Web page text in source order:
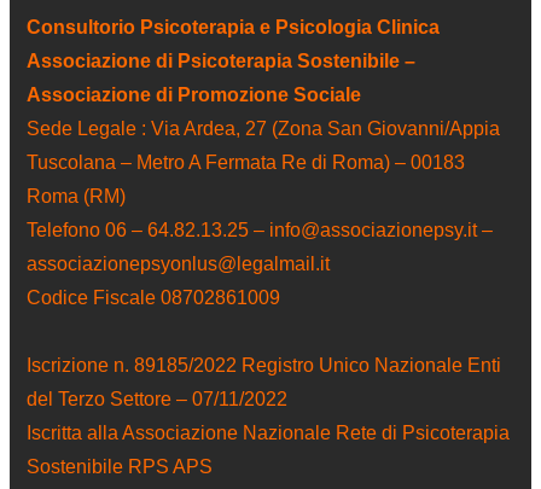
Consultorio Psicoterapia e Psicologia Clinica
Associazione di Psicoterapia Sostenibile –
Associazione di Promozione Sociale
Sede Legale : Via Ardea, 27 (Zona San Giovanni/Appia
Tuscolana – Metro A Fermata Re di Roma) – 00183
Roma (RM)
Telefono 06 – 64.82.13.25 – info@associazionepsy.it –
associazionepsyonlus@legalmail.it
Codice Fiscale 08702861009
Iscrizione n. 89185/2022 Registro Unico Nazionale Enti
del Terzo Settore – 07/11/2022
Iscritta alla Associazione Nazionale Rete di Psicoterapia
Sostenibile RPS APS